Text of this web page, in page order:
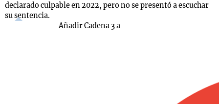
declarado culpable en 2022, pero no se presentó a escuchar
su sentencia.
Añadir Cadena 3 a